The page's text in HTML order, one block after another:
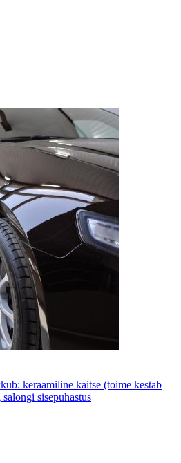
keraamiline kaitse (toime kestab
sisepuhastus